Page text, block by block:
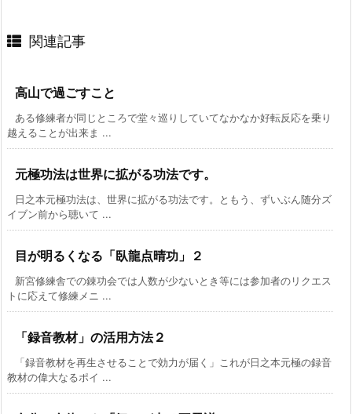
関連記事
高山で過ごすこと
ある修練者が同じところで堂々巡りしていてなかなか好転反応を乗り
越えることが出来ま ...
元極功法は世界に拡がる功法です。
日之本元極功法は、世界に拡がる功法です。ともう、ずいぶん随分ズ
イブン前から聴いて ...
目が明るくなる「臥龍点晴功」２
新宮修練舎での錬功会では人数が少ないとき等には参加者のリクエス
トに応えて修練メニ ...
「録音教材」の活用方法２
「録音教材を再生させることで効力が届く」これが日之本元極の録音
教材の偉大なるポイ ...